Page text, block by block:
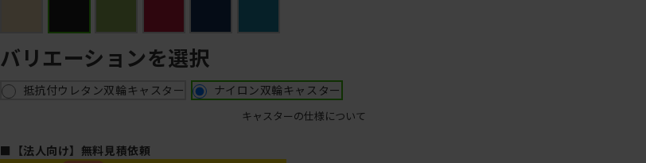
バリエーションを選択
抵抗付ウレタン双輪キャスター ナイロン双輪キャスター
キャスターの仕様について
■【法人向け】無料見積依頼